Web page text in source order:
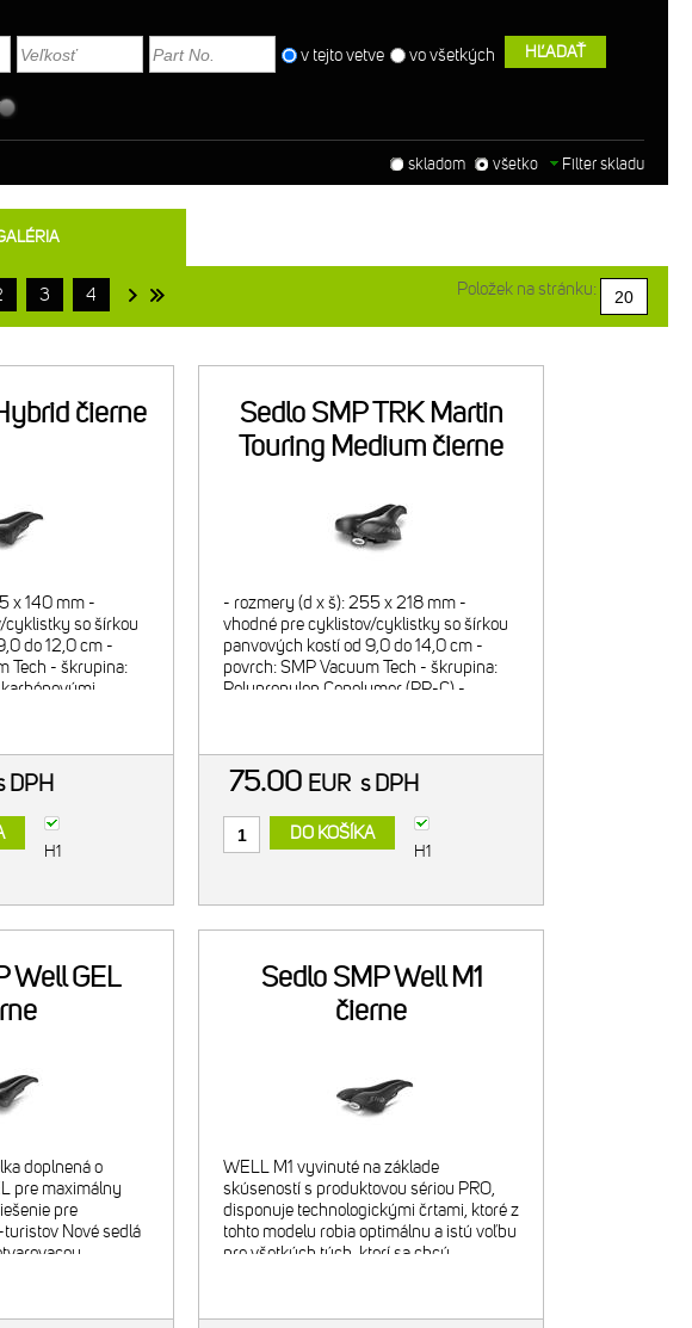
v tejto vetve
vo všetkých HĽADAŤ
Filter skladu
skladom všetko
Položek na stránku:
3 4
čierne
x 140 mm -
so šírkou
do 12,0 cm -
Tech - škrupina:
DPH
H1
Sedlo SMP TRK Martin
Touring Medium čierne
- rozmery (d x š): 255 x 218 mm -
vhodné pre cyklistov/cyklistky so šírkou
panvových kostí od 9,0 do 14,0 cm -
povrch: SMP Vacuum Tech - škrupina:
Polypropylen Copolymer (PP-C) -
75.00 EUR s DPH
DO KOŠÍKA
H1
Well GEL
doplnená o
pre maximálny
pre
Nové sedlá
Sedlo SMP Well M1
čierne
WELL M1 vyvinuté na základe
skúseností s produktovou sériou PRO,
disponuje technologickými črtami, ktoré z
tohto modelu robia optimálnu a istú voľbu
pre všetkých tých, ktorí sa chcú